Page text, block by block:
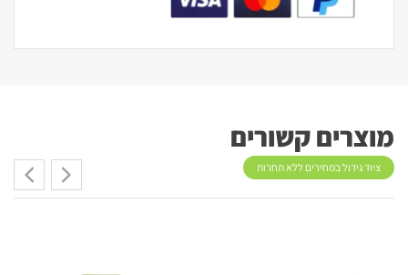
מוצרים קשורים
ציוד גידול במחירים ללא תחרות